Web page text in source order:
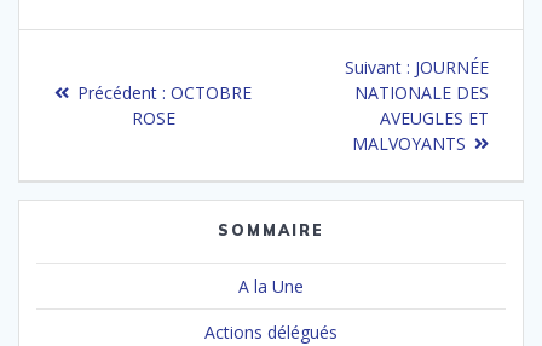
de
Précédent : Article
précédent
OCTOBRE
ROSE
Suivant : Article
suivant
:
JOURNÉE
NATIONALE DES
AVEUGLES ET
MALVOYANTS
SOMMAIRE
A la Une
Actions délégués